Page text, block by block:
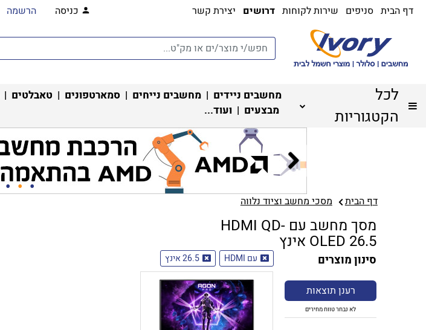
דף הבית סניפים שירות לקוחות דרושים יצירת קשר כניסה הרשמה
לכל
הקטגוריות
מחשבים ניידים | מחשבים נייחים | סמארטפונים | טאבלטים |
מבצעים | ועוד...
דף הבית מסכי מחשב וציוד נלווה
מסך מחשב עם HDMI QD-
OLED 26.5 אינץ
סינון מוצרים
רענן תוצאות
לא נבחר טווח מחירים
עם HDMI 26.5 אינץ